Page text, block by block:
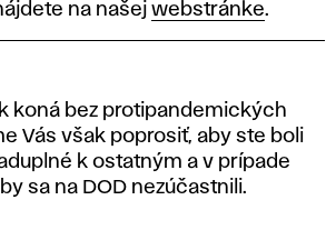
na našej webstránke.
koná bez protipandemických
Vás však poprosiť, aby ste boli
k ostatným a v prípade
sa na DOD nezúčastnili.